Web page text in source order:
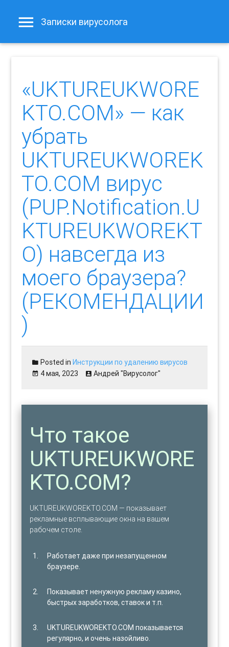
Записки вирусолога
«UKTUREUKWORE
KTO.COM» — как
убрать
UKTUREUKWOREK
TO.COM вирус
(PUP.Notification.U
KTUREUKWOREKT
O) навсегда из
моего браузера?
(РЕКОМЕНДАЦИИ
)
Posted inИнструкции по удалению вирусов
4 мая, 2023
Андрей "Вирусолог"
Что такое
UKTUREUKWORE
KTO.COM?
UKTUREUKWOREKTO.COM — показывает
рекламные всплывающие окна на вашем
рабочем столе.
Работает даже при незапущенном
браузере.
Показывает ненужную рекламу казино,
быстрых заработков, ставок и т.п.
UKTUREUKWOREKTO.COM показывается
регулярно, и очень назойливо.